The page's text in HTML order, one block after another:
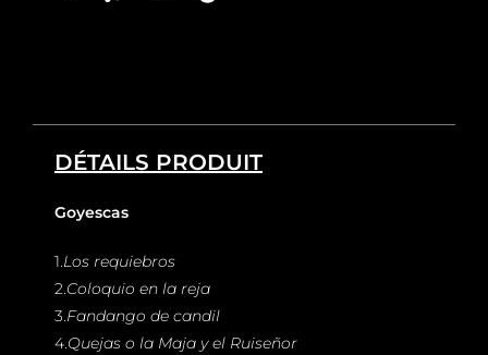
DÉTAILS PRODUIT
Goyescas
1.Los requiebros
2.Coloquio en la reja
3.Fandango de candil
4.Quejas o la Maja y el Ruiseñor